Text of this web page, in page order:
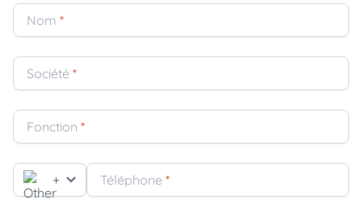
Nom *
Société *
Fonction *
+ Téléphone *